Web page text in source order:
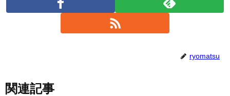
ryomatsu
関連記事